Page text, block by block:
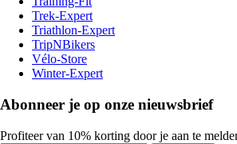
Trek-Expert
Triathlon-Expert
TripNBikers
Vélo-Store
Winter-Expert
Abonneer je op onze nieuwsbrief
Profiteer van 10% korting door je aan te